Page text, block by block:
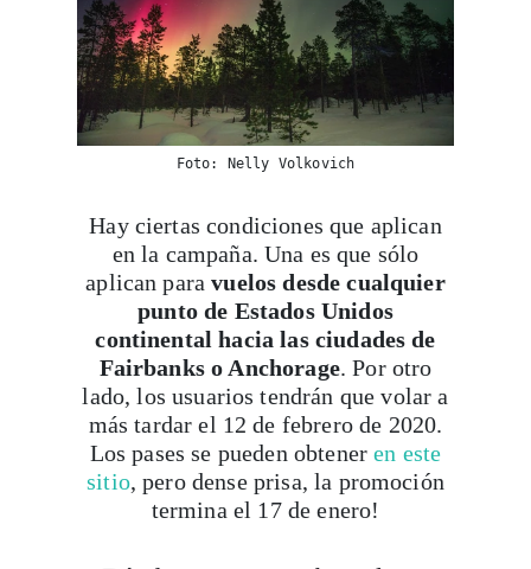
Foto: Nelly Volkovich
Hay ciertas condiciones que aplican
aplican paravuelos desde cualquier
punto de Estados Unidos
continental hacia las ciudades de
Fairbanks o Anchorage. Por otro
lado, los usuarios tendrán que volar a
más tardar el 12 de febrero de 2020.
Los pases se pueden obteneren este
sitio , pero dense prisa, la promoción
termina el 17 de enero!
¿Dónde ver auroras boreales en